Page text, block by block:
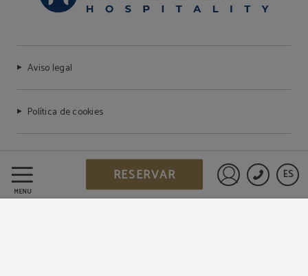
MENÚ
ES
RESERVAR
Aviso legal
Política de cookies
Preguntas frecuentes
Protección de datos